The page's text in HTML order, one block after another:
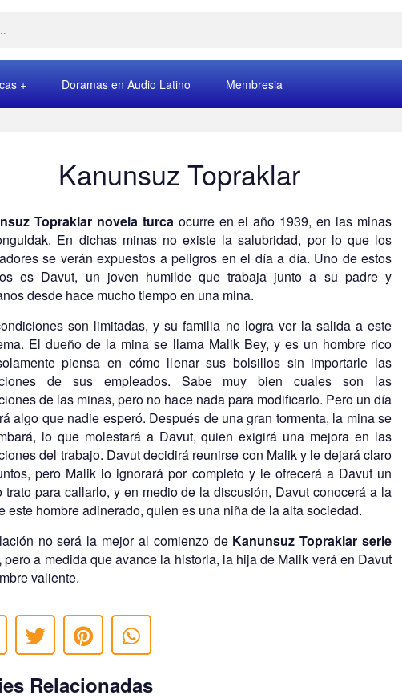
Doramas en Audio Latino Membresia
Kanunsuz Topraklar
Topraklar novela turca ocurre en el año 1939, en las minas
En dichas minas no existe la salubridad, por lo que los
se verán expuestos a peligros en el día a día. Uno de estos
es Davut, un joven humilde que trabaja junto a su padre y
desde hace mucho tiempo en una mina.
son limitadas, y su familia no logra ver la salida a este
El dueño de la mina se llama Malik Bey, y es un hombre rico
piensa en cómo llenar sus bolsillos sin importarle las
de sus empleados. Sabe muy bien cuales son las
de las minas, pero no hace nada para modificarlo. Pero un día
algo que nadie esperó. Después de una gran tormenta, la mina se
lo que molestará a Davut, quien exigirá una mejora en las
del trabajo. Davut decidirá reunirse con Malik y le dejará claro
pero Malik lo ignorará por completo y le ofrecerá a Davut un
trato para callarlo, y en medio de la discusión, Davut conocerá a la
este hombre adinerado, quien es una niña de la alta sociedad.
no será la mejor al comienzo de Kanunsuz Topraklar serie
pero a medida que avance la historia, la hija de Malik verá en Davut
valiente.
Relacionadas